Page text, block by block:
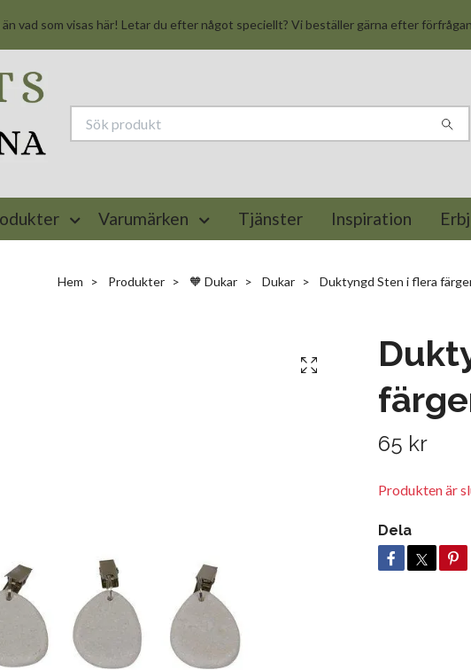
vad som visas här! Letar du efter något speciellt? Vi beställer gärna efter
Varumärken Tjänster Inspiration
Hem Produkter 🧡 Dukar Dukar Duktyngd Sten i flera
65 kr
Produkten är
Dela